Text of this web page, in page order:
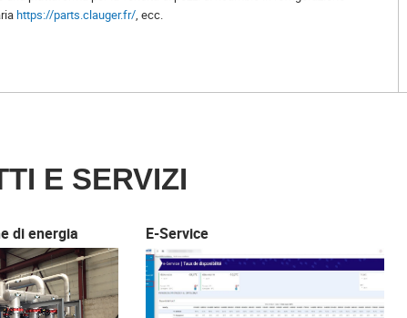
https://parts.clauger.fr/, ecc.
E SERVIZI
di energia E-Service